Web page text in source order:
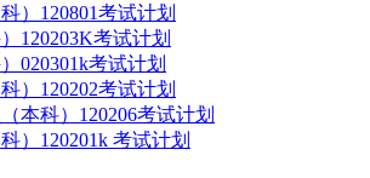
）120801考试计划
120203K考试计划
020301k考试计划
）120202考试计划
本科）120206考试计划
）120201k 考试计划